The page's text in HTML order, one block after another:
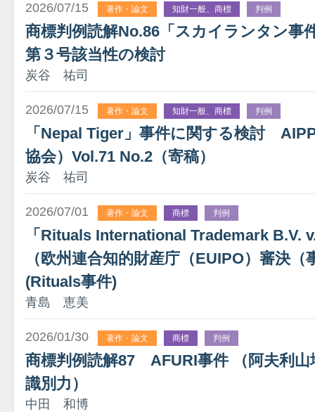
2026/07/15 著作・論文 知財一般、商標 判例
商標判例読解No.86「スカイランタン事
第３号該当性の検討
炭谷 祐司
2026/07/15 著作・論文 知財一般、商標 判例
「Nepal Tiger」事件に関する検討
協会）Vol.71 No.2（寄稿）
炭谷 祐司
2026/07/01 著作・論文 商標 判例
「Rituals International Trademark B.V.
（欧州連合知的財産庁（EUIPO）審決
(Rituals事件)
青島 恵美
2026/01/30 著作・論文 商標 判例
商標判例読解87 AFURI事件 （阿夫利山
識別力）
中田 和博